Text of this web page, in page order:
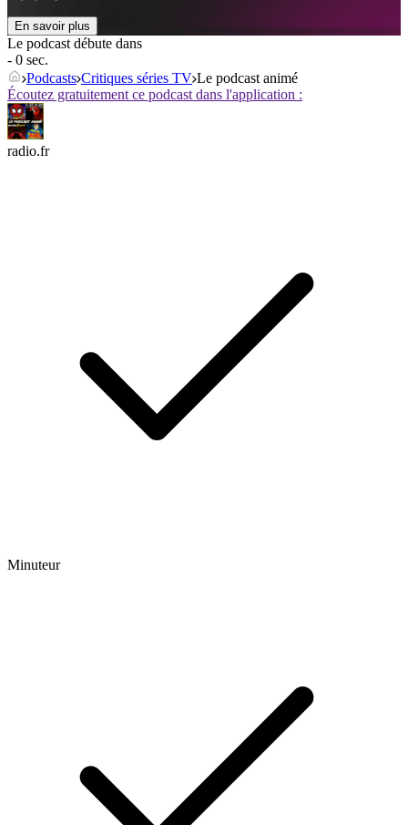
En savoir plus
Le podcast débute dans
- 0 sec.
Podcasts Critiques séries TV Le podcast animé
Écoutez gratuitement ce podcast dans l'application :
radio.fr
Minuteur